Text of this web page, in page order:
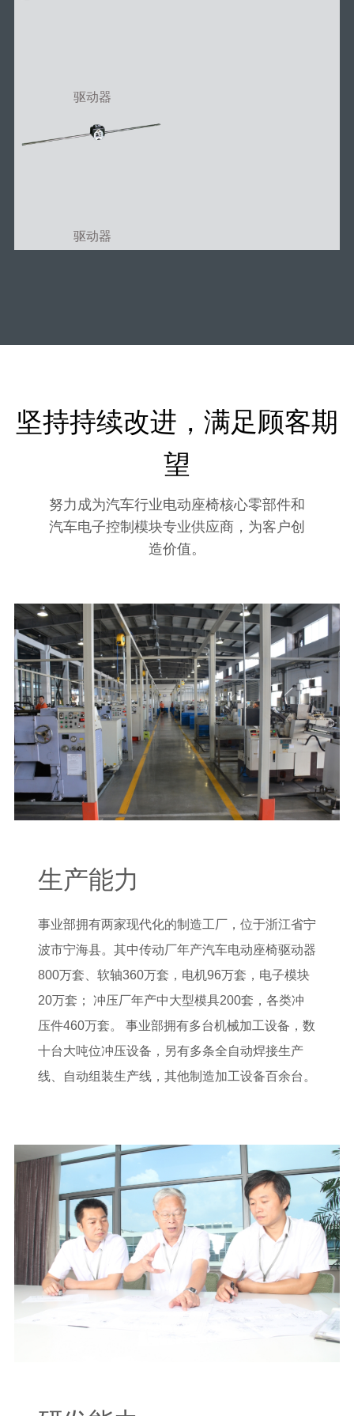
驱动器
驱动器
坚持持续改进，满足顾客期
望
努力成为汽车行业电动座椅核心零部件和
汽车电子控制模块专业供应商，为客户创
造价值。
生产能力
事业部拥有两家现代化的制造工厂，位于浙江省宁
波市宁海县。其中传动厂年产汽车电动座椅驱动器
800万套、软轴360万套，电机96万套，电子模块
20万套； 冲压厂年产中大型模具200套，各类冲
压件460万套。 事业部拥有多台机械加工设备，数
十台大吨位冲压设备，另有多条全自动焊接生产
线、自动组装生产线，其他制造加工设备百余台。